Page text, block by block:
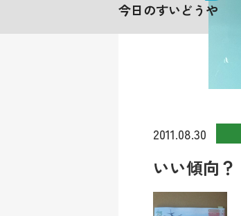
今日のすいどうや
2011.08.30
いい傾向？